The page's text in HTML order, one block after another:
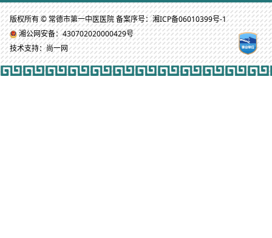
版权所有 © 常德市第一中医医院 备案序号：湘ICP备06010399号-1
湘公网安备：430702020000429号
技术支持：尚一网